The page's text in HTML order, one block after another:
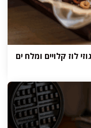
לוז קלויים ומלח ים